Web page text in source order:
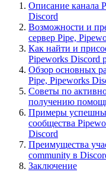
Описание канала
Discord
Возможности и
сервер Pipe,
Как найти и
Pipeworks Discord
Обзор основных
Pipe, Pipeworks
Советы по
получению
Примеры
сообщества
Discord
Преимущества
community в
Заключение